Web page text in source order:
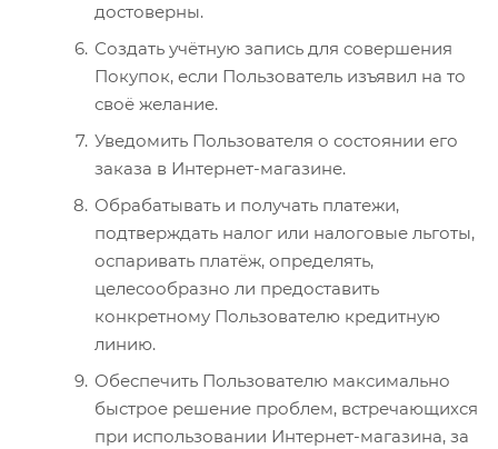
достоверны.
Создать учётную запись для совершения
Покупок, если Пользователь изъявил на то
своё желание.
Уведомить Пользователя о состоянии его
заказа в Интернет-магазине.
Обрабатывать и получать платежи,
подтверждать налог или налоговые льготы,
оспаривать платёж, определять,
целесообразно ли предоставить
конкретному Пользователю кредитную
линию.
Обеспечить Пользователю максимально
быстрое решение проблем, встречающихся
при использовании Интернет-магазина, за